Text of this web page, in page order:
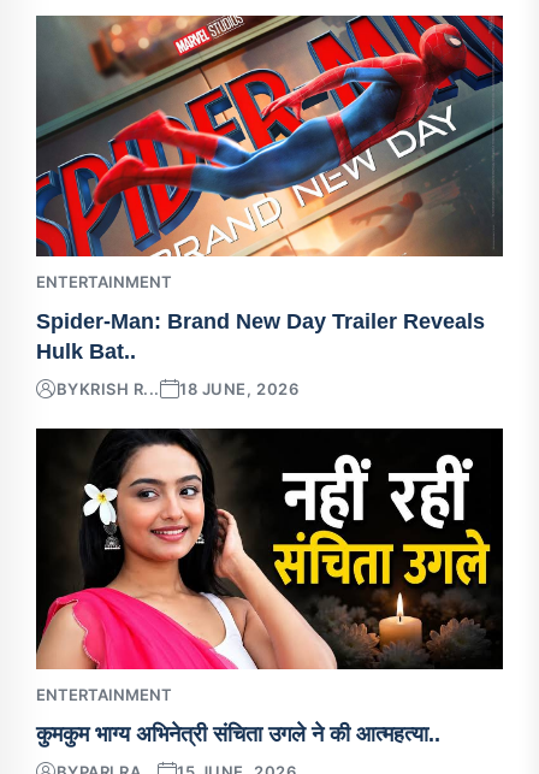
ENTERTAINMENT
Spider-Man: Brand New Day Trailer Reveals
Hulk Bat..
BYKRISH R... 18 JUNE, 2026
ENTERTAINMENT
कुमकुम भाग्य अभिनेत्री संचिता उगले ने की आत्महत्या..